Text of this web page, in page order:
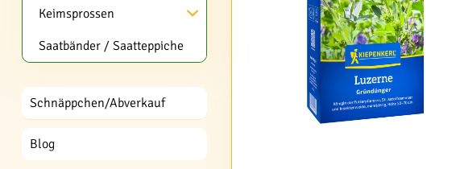
Keimsprossen
Saatbänder / Saatteppiche
Schnäppchen/Abverkauf
Blog